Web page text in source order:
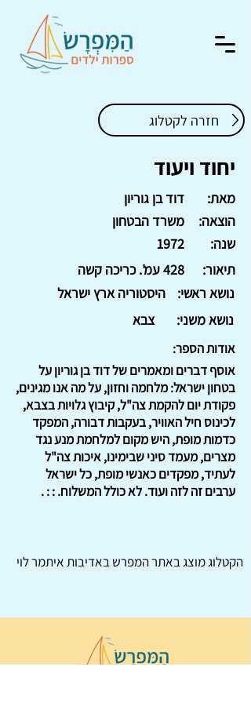
חזרה לקטלוג
יחוד ויעוד
דוד בן גוריון
מאת:
משרד הבטחון
הוצאה:
1972
שנה:
428 עמ'. כריכה קשה
תיאור:
היסטוריה ארץ ישראל
נושא ראשי:
צבא
נושא משני:
אודות הספר:
אוסף דברים ומאמרים של דוד בן גוריון על
בטחון ישראל: מלחמה וחזון, על מה אנו מגינים,
פקודת יום להקמת צה"ל, קיבוץ גלויות בצבא,
לכינוס חיל האוויר, בעקבות דבורה, המפקד
כדמות מופת, היש מקום למלחמת מנע נגד
מצרים, מעמד סיני שבימינו, איכות צה"ל
לעתיד, מפקדים כאנשי מופת, כל ישראל
ערבים זה לזה ועוד. לא כולל המשלוח. : : .
הקטלוג מוצג באתרהמפרשבאדיבות איתמר לוי